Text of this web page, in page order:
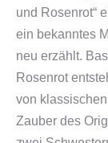
und Rosenrot“
ein bekanntes
neu erzählt.
Rosenrot
von
Zauber des